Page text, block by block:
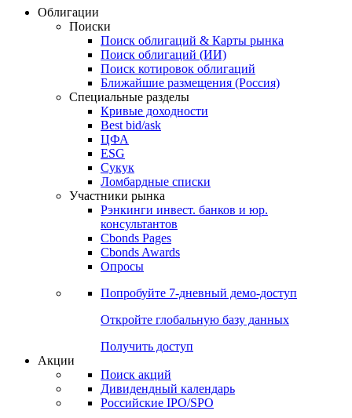
Облигации
Поиски
Поиск облигаций & Карты рынка
Поиск облигаций (ИИ)
Поиск котировок облигаций
Ближайшие размещения (Россия)
Специальные разделы
Кривые доходности
Best bid/ask
ЦФА
ESG
Сукук
Ломбардные списки
Участники рынка
Рэнкинги инвест. банков и юр.
консультантов
Cbonds Pages
Cbonds Awards
Опросы
Попробуйте 7-дневный демо-доступ
Откройте глобальную базу данных
Получить доступ
Акции
Поиск акций
Дивидендный календарь
Российские IPO/SPO